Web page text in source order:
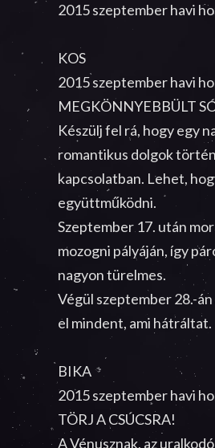
2015 szeptember havi
KOS
2015 szeptember havi
MEGKÖNNYEBBÜLT
Készülj fel rá, hogy egy
romantikus dolgok
kapcsolatban. Lehet,
együttműködni.
Szeptember 17. után
mozogni pályáján, így
nagyon türelmes.
Végül szeptember 28.-
el mindent, ami hátráltat.
BIKA
2015 szeptember havi
TÖRJ A CSÚCSRA!
A Vénusznak, az